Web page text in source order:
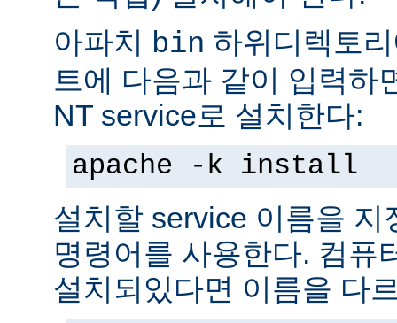
아파치 bin 하위디렉토
트에 다음과 같이 입력하
NT service로 설치한다:
apache -k install
설치할 service 이름을 지
명령어를 사용한다. 컴퓨
설치되있다면 이름을 다